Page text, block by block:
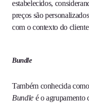
estabelecidos,
preços são
com o contexto do
Bundle
Também conhecida
Bundleé o agrupamento